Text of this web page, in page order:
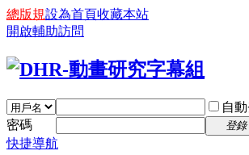
總版規設為首頁收藏本站
開啟輔助訪問
自
密碼
登錄
快捷導航